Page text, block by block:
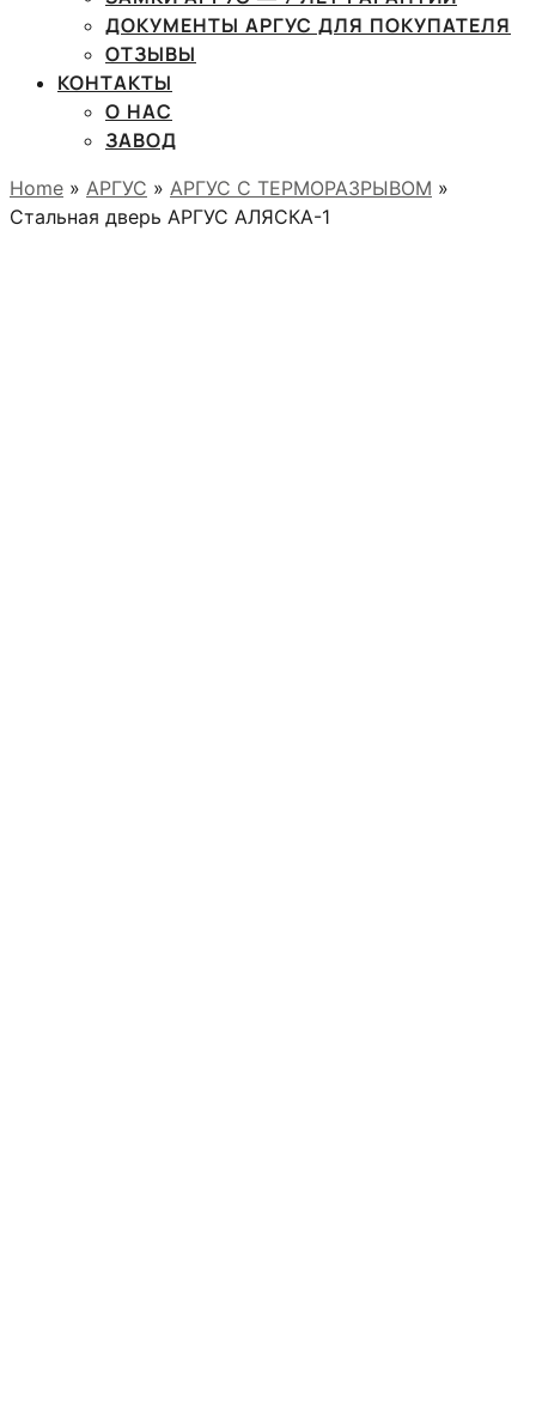
ДОКУМЕНТЫ АРГУС ДЛЯ ПОКУПАТЕЛЯ
ОТЗЫВЫ
КОНТАКТЫ
О НАС
ЗАВОД
Home » АРГУС » АРГУС С ТЕРМОРАЗРЫВОМ »
Стальная дверь АРГУС АЛЯСКА-1